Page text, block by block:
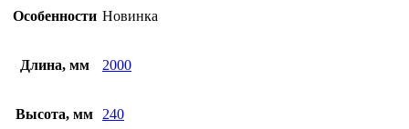
Особенности Новинка
Длина, мм 2000
Высота, мм 240